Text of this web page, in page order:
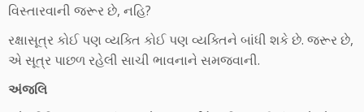
વિસ્તારવાની જરૂર છે, નહિ?
રક્ષાસૂત્ર કોઈ પણ વ્યક્તિ કોઈ પણ વ્યક્તિને બાંધી શકે છે. જરૂર છે,
એ સૂત્ર પાછળ રહેલી સાચી ભાવનાને સમજવાની.
અંજલિ